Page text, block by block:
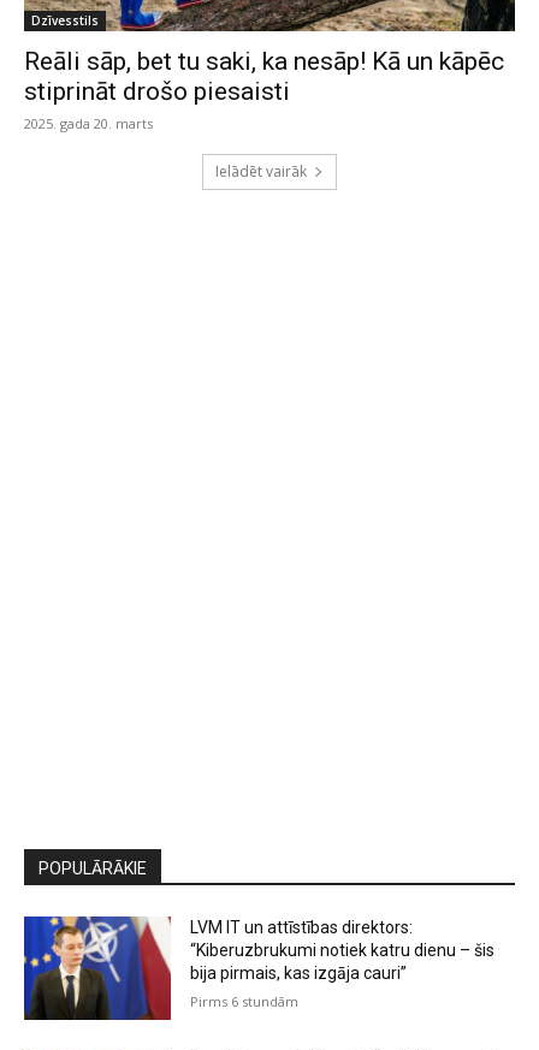
Dzīvesstils
Reāli sāp, bet tu saki, ka nesāp! Kā un kāpēc
stiprināt drošo piesaisti
2025. gada 20. marts
Ielādēt vairāk
POPULĀRĀKIE
LVM IT un attīstības direktors:
“Kiberuzbrukumi notiek katru dienu – šis
bija pirmais, kas izgāja cauri”
Pirms 6 stundām